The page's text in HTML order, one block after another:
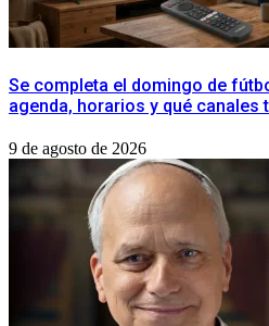
​Se completa el domingo de
agenda, horarios y qué canales
9 de agosto de 2026